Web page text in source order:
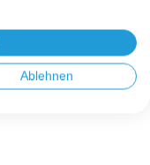
Ablehnen